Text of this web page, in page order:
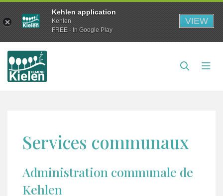
Kehlen application
Kehlen
FREE - In Google Play
VIEW
Services communaux
Administration communale de
Kehlen